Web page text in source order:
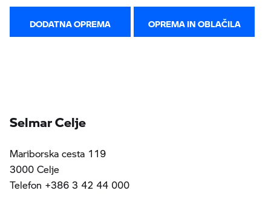
DODATNA OPREMA OPREMA IN OBLAČILA
Selmar Celje
Mariborska cesta 119
3000 Celje
Telefon +386 3 42 44 000